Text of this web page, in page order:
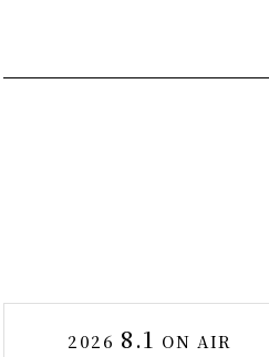
2026 8.1 ON AIR